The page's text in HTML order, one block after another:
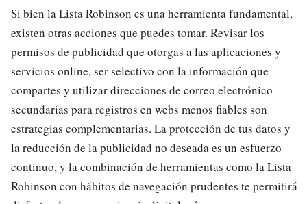
Si bien la Lista Robinson es una herramienta fundamental,
existen otras acciones que puedes tomar. Revisar los
permisos de publicidad que otorgas a las aplicaciones y
servicios online, ser selectivo con la información que
compartes y utilizar direcciones de correo electrónico
secundarias para registros en webs menos fiables son
estrategias complementarias. La protección de tus datos y
la reducción de la publicidad no deseada es un esfuerzo
continuo, y la combinación de herramientas como la Lista
Robinson con hábitos de navegación prudentes te permitirá